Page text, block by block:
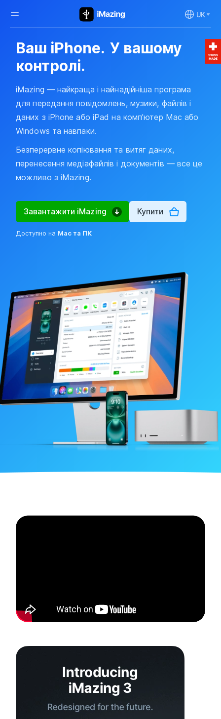
UK
Ваш iPhone. У вашому
контролі.
iMazing — найкраща і найнадійніша програма
для передання повідомлень, музики, файлів і
даних з iPhone або iPad на комп'ютер Mac або
Windows та навпаки.
Безперервне копіювання та витяг даних,
перенесення медіафайлів і документів — все це
можливо з iMazing.
Завантажити iMazing Купити
Доступно на Mac та ПК